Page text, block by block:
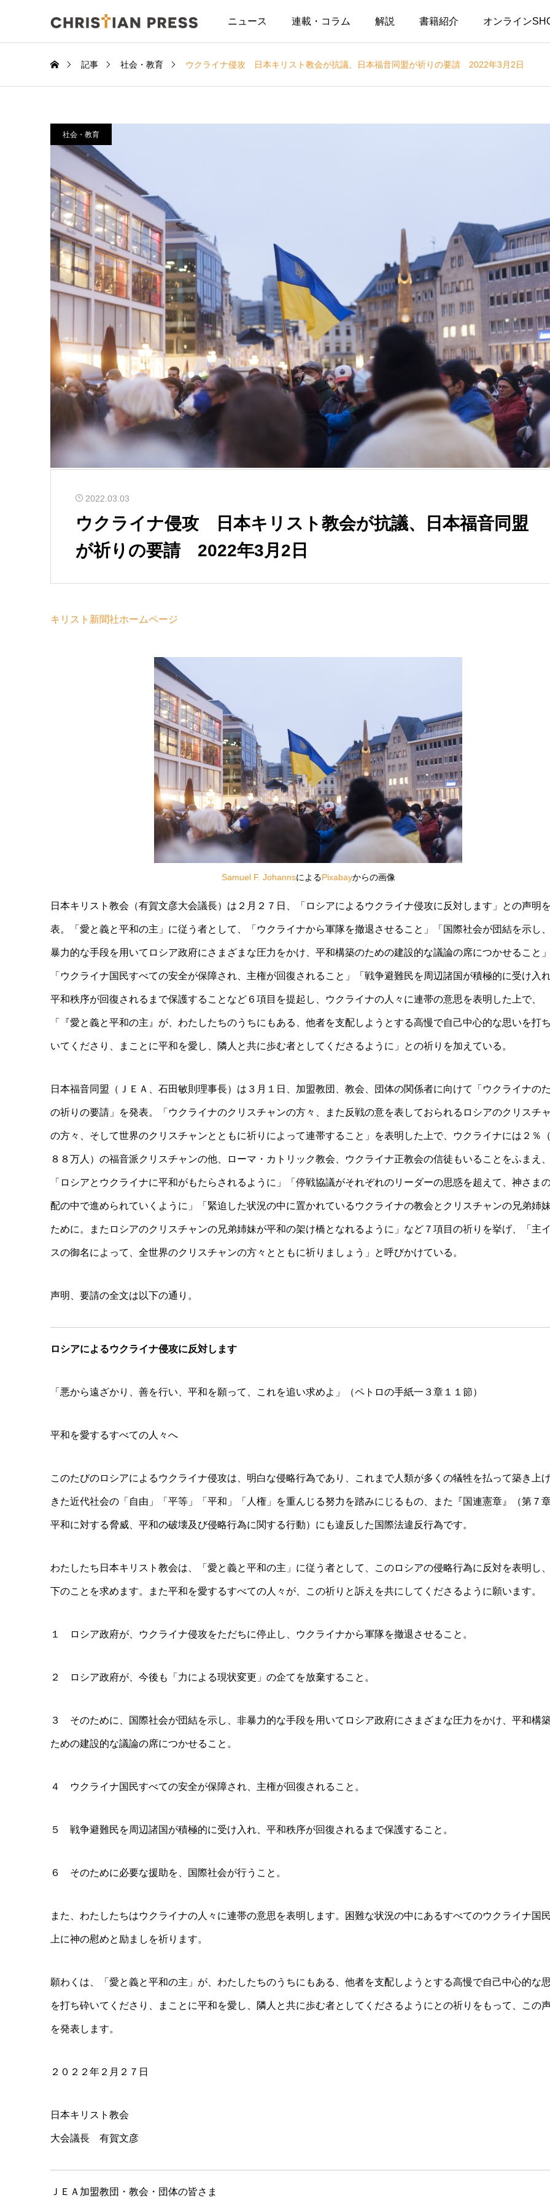
ニュース 連載・コラム 解説 書籍紹介 オンライン
記事 社会・教育 ウクライナ侵攻 日本キリスト教会が抗議、日本福音同盟が祈りの要請 2022年3月2日
社会・教育
2022.03.03
ウクライナ侵攻 日本キリスト教会が抗議、日本福音同盟
が祈りの要請 2022年3月2日
キリスト新聞社ホームページ
Samuel F. JohannsによるPixabayからの画像
日本キリスト教会（有賀文彦大会議長）は２月２７日、「ロシアによるウクライナ侵攻に反対します」との声明
表。「愛と義と平和の主」に従う者として、「ウクライナから軍隊を撤退させること」「国際社会が団結を示し
暴力的な手段を用いてロシア政府にさまざまな圧力をかけ、平和構築のための建設的な議論の席につかせること」
「ウクライナ国民すべての安全が保障され、主権が回復されること」「戦争避難民を周辺諸国が積極的に受け入れ
平和秩序が回復されるまで保護することなど６項目を提起し、ウクライナの人々に連帯の意思を表明した上で、
「『愛と義と平和の主』が、わたしたちのうちにもある、他者を支配しようとする高慢で自己中心的な思いを打
いてくださり、まことに平和を愛し、隣人と共に歩む者としてくださるように」との祈りを加えている。
日本福音同盟（ＪＥＡ、石田敏則理事長）は３月１日、加盟教団、教会、団体の関係者に向けて「ウクライナの
の祈りの要請」を発表。「ウクライナのクリスチャンの方々、また反戦の意を表しておられるロシアのクリスチ
の方々、そして世界のクリスチャンとともに祈りによって連帯すること」を表明した上で、ウクライナには２％
８８万人）の福音派クリスチャンの他、ローマ・カトリック教会、ウクライナ正教会の信徒もいることをふまえ、
「ロシアとウクライナに平和がもたらされるように」「停戦協議がそれぞれのリーダーの思惑を超えて、神さま
配の中で進められていくように」「緊迫した状況の中に置かれているウクライナの教会とクリスチャンの兄弟姉
ために。またロシアのクリスチャンの兄弟姉妹が平和の架け橋となれるように」など７項目の祈りを挙げ、「主
スの御名によって、全世界のクリスチャンの方々とともに祈りましょう」と呼びかけている。
声明、要請の全文は以下の通り。
ロシアによるウクライナ侵攻に反対します
「悪から遠ざかり、善を行い、平和を願って、これを追い求めよ」（ペトロの手紙一３章１１節）
平和を愛するすべての人々へ
このたびのロシアによるウクライナ侵攻は、明白な侵略行為であり、これまで人類が多くの犠牲を払って築き上
きた近代社会の「自由」「平等」「平和」「人権」を重んじる努力を踏みにじるもの、また『国連憲章』（第７
平和に対する脅威、平和の破壊及び侵略行為に関する行動）にも違反した国際法違反行為です。
わたしたち日本キリスト教会は、「愛と義と平和の主」に従う者として、このロシアの侵略行為に反対を表明し
下のことを求めます。また平和を愛するすべての人々が、この祈りと訴えを共にしてくださるように願います。
１ ロシア政府が、ウクライナ侵攻をただちに停止し、ウクライナから軍隊を撤退させること。
２ ロシア政府が、今後も「力による現状変更」の企てを放棄すること。
３ そのために、国際社会が団結を示し、非暴力的な手段を用いてロシア政府にさまざまな圧力をかけ、平和構
ための建設的な議論の席につかせること。
４ ウクライナ国民すべての安全が保障され、主権が回復されること。
５ 戦争避難民を周辺諸国が積極的に受け入れ、平和秩序が回復されるまで保護すること。
６ そのために必要な援助を、国際社会が行うこと。
また、わたしたちはウクライナの人々に連帯の意思を表明します。困難な状況の中にあるすべてのウクライナ国
上に神の慰めと励ましを祈ります。
願わくは、「愛と義と平和の主」が、わたしたちのうちにもある、他者を支配しようとする高慢で自己中心的な
を打ち砕いてくださり、まことに平和を愛し、隣人と共に歩む者としてくださるようにとの祈りをもって、この
を発表します。
２０２２年２月２７日
日本キリスト教会
大会議長 有賀文彦
ＪＥＡ加盟教団・教会・団体の皆さま